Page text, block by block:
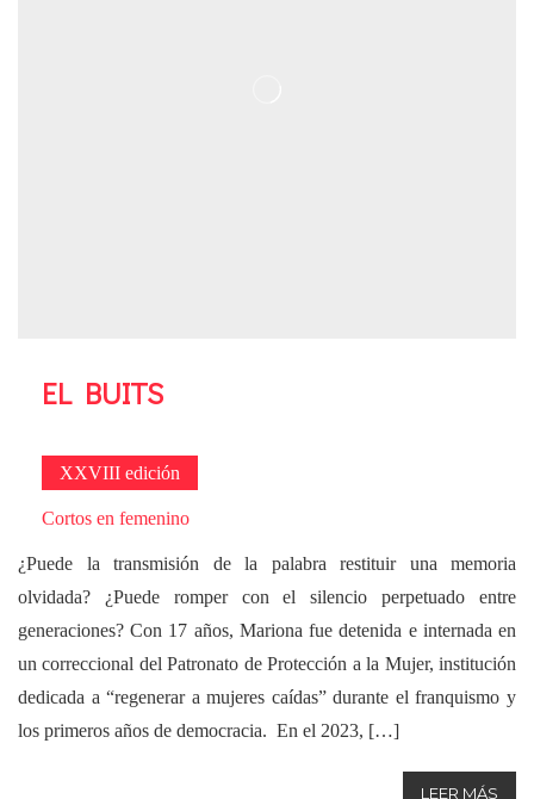
EL BUITS
XXVIII edición
Cortos en femenino
¿Puede la transmisión de la palabra restituir una memoria
olvidada? ¿Puede romper con el silencio perpetuado entre
generaciones? Con 17 años, Mariona fue detenida e internada en
un correccional del Patronato de Protección a la Mujer, institución
dedicada a “regenerar a mujeres caídas” durante el franquismo y
los primeros años de democracia. En el 2023, […]
LEER MÁS